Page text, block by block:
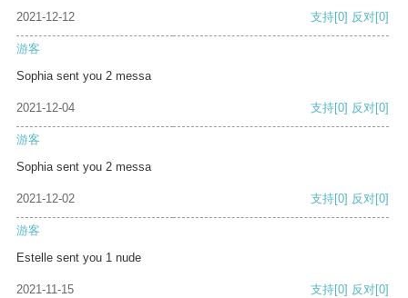
2021-12-12 支持[0] 反对[0]
游客
Sophia sent you 2 messa
2021-12-04 支持[0] 反对[0]
游客
Sophia sent you 2 messa
2021-12-02 支持[0] 反对[0]
游客
Estelle sent you 1 nude
2021-11-15 支持[0] 反对[0]